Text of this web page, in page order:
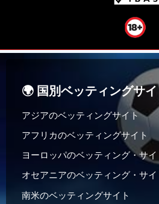
🌍 国別ベッティングサイ
アジアのベッティングサイト
アフリカのベッティングサイト
ヨーロッパのベッティング・サイ
オセアニアのベッティング・サイ
南米のベッティングサイト